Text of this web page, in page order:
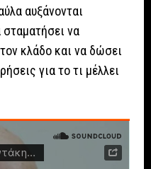
αυξάνονται
να
κλάδο και να δώσει
για το τι μέλλει